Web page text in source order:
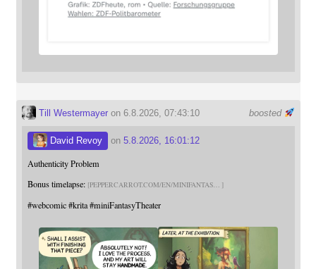
boosted
Till Westermayeron 6.8.2026, 07:43:10
David Revoy on 5.8.2026, 16:01:12
Authenticity Problem
Bonus timelapse: PEPPERCARROT.COM/EN/MINIFANTAS
#webcomic #krita #miniFantasyTheater